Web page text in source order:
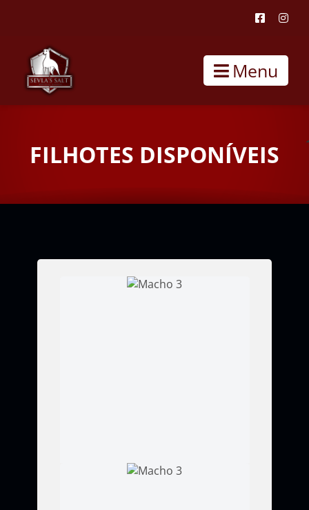
Menu
FILHOTES DISPONÍVEIS